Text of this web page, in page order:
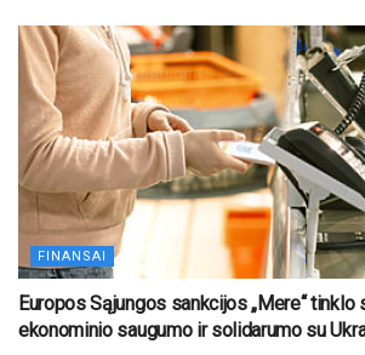
FINANSAI
Europos Sąjungos sankcijos „Mere“ tinklo
ekonominio saugumo ir solidarumo su